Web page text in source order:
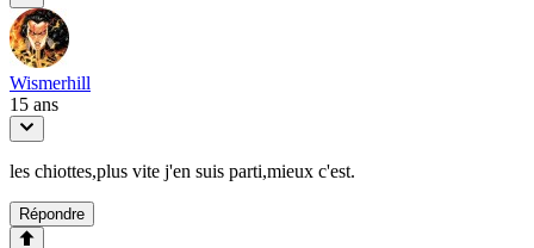
Wismerhill
15 ans
les chiottes,plus vite j'en suis parti,mieux c'est.
Répondre